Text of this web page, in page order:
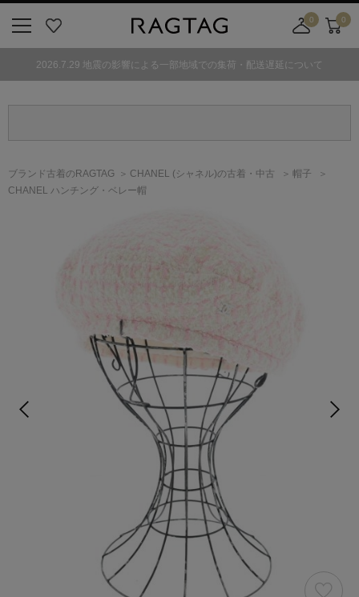
気
0
舗
カ
ト
0
2026.7.29 地震の影響による一部地域での集荷・配送遅延について
ブランド古着のRAGTAG CHANEL (シャネル)の古着・中古
帽子
CHANEL ハンチング・ベレー帽